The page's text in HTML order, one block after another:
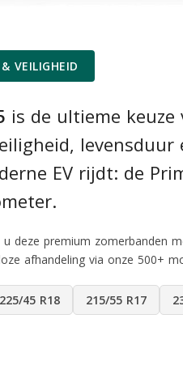
VEILIGHEID
is de ultieme
EV rijdt: de
deze premium zomerbanden
afhandeling via onze 500+
225/45 R18 215/55 R17